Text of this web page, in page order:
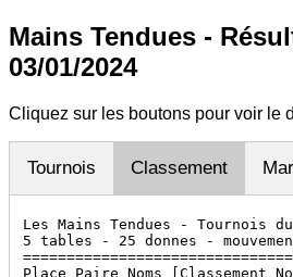
Mains Tendues -
03/01/2024
Cliquez sur les boutons pour voir le
Tournois Classement
Les Mains Tendues - Tournois
5 tables - 25 donnes -
Place Paire Noms